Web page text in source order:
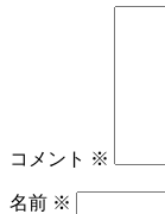
コメント ※
名前 ※